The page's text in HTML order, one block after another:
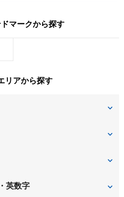
マークから探す
リアから探す
台
長谷
英数字